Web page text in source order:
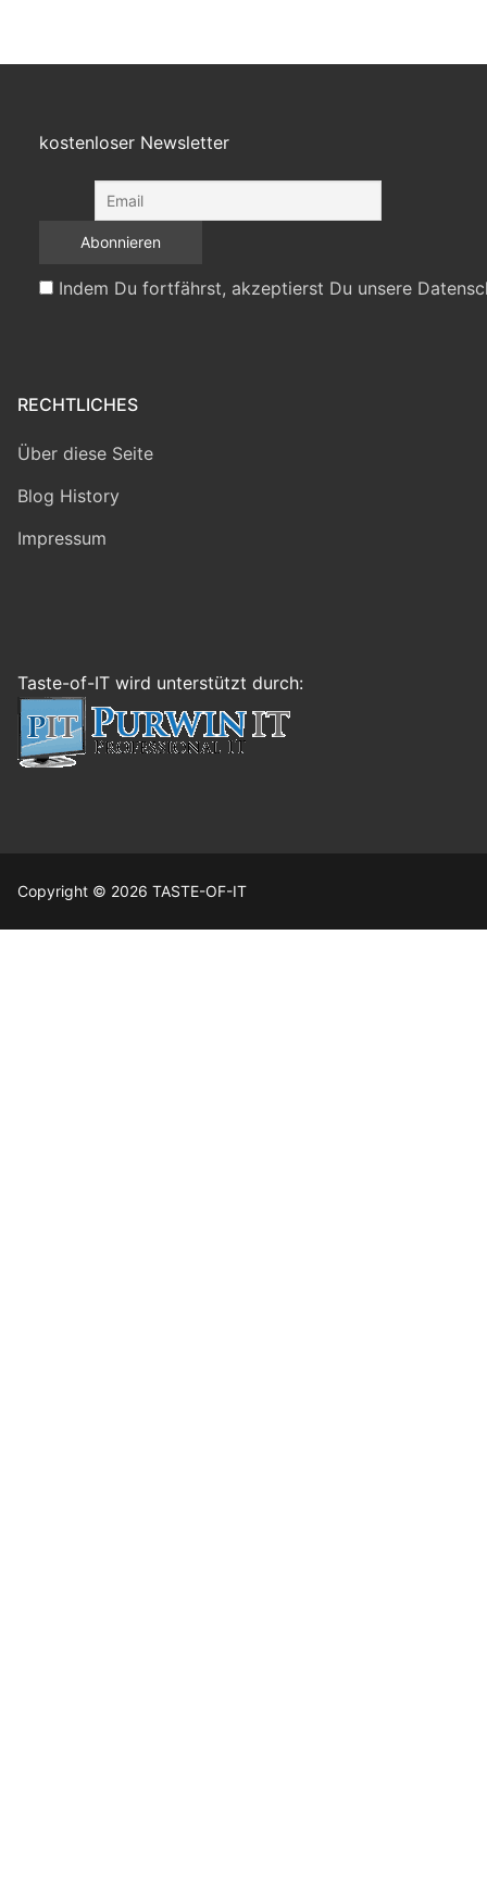
kostenloser Newsletter
Indem Du fortfährst, akzeptierst Du unsere
RECHTLICHES
Über diese Seite
Blog History
Impressum
Taste-of-IT wird unterstützt durch:
Copyright © 2026 TASTE-OF-IT